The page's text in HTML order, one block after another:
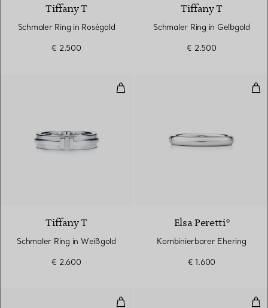
Tiffany T
Schmaler Ring in Roségold
€ 2.500
Tiffany T
Schmaler Ring in Gelbgold
€ 2.500
Schmaler Ring in Weißgold
Tiffany T
Schmaler Ring in Weißgold
€ 2.600
Elsa Peretti®
Kombinierbarer Ehering
€ 1.600
Kombinierbarer Ehering